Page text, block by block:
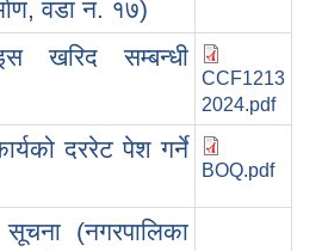
वडा न. १७)
खरिद सम्बन्धी
CCF1213
2024.pdf
दररेट पेश गर्ने
BOQ.pdf
(नगरपालिका